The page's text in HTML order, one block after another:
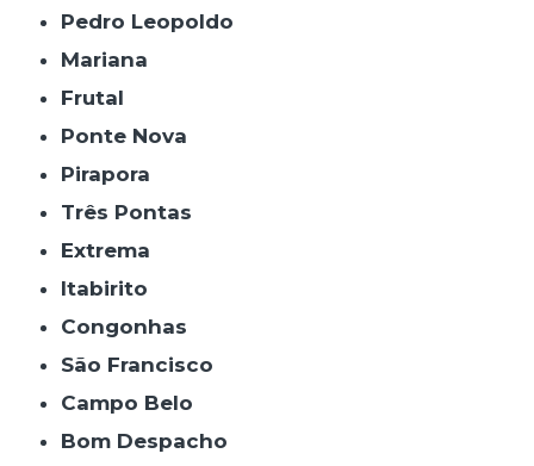
Pedro Leopoldo
Mariana
Frutal
Ponte Nova
Pirapora
Três Pontas
Extrema
Itabirito
Congonhas
São Francisco
Campo Belo
Bom Despacho